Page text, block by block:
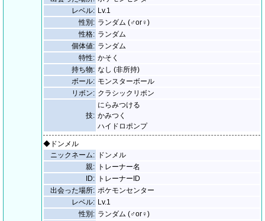
レベル: Lv.1
性別: ランダム (♂or♀)
性格: ランダム
個体値: ランダム
特性: かそく
持ち物: なし (非所持)
ボール: モンスターボール
リボン: クラシックリボン
技:
にらみつける
かみつく
ハイドロポンプ
◆ドンメル
ニックネーム:
ドンメル
親:
トレーナー名
ID:
トレーナーID
出会った場所: ポケモンセンター
レベル: Lv.1
性別: ランダム (♂or♀)